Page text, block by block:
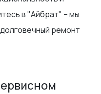
в "Айбрат" – мы
ремонт